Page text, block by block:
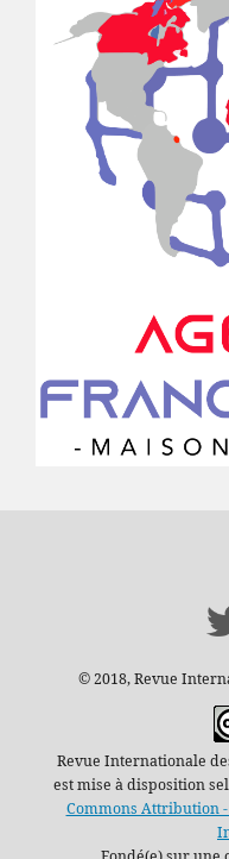
© 2018, Revue
Revue Internationale
est mise à disposition
Commons Attribution -